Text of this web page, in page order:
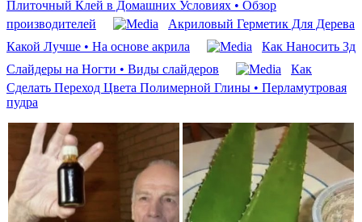
Плиточный Клей в Домашних Условиях • Обзор
производителей
Акриловый Герметик Для Дерева
Какой Лучше • На основе акрила
Как Наносить 3д
Слайдеры на Ногти • Виды слайдеров
Как
Сделать Переход Цвета Полимерной Глины • Перламутровая
пудра